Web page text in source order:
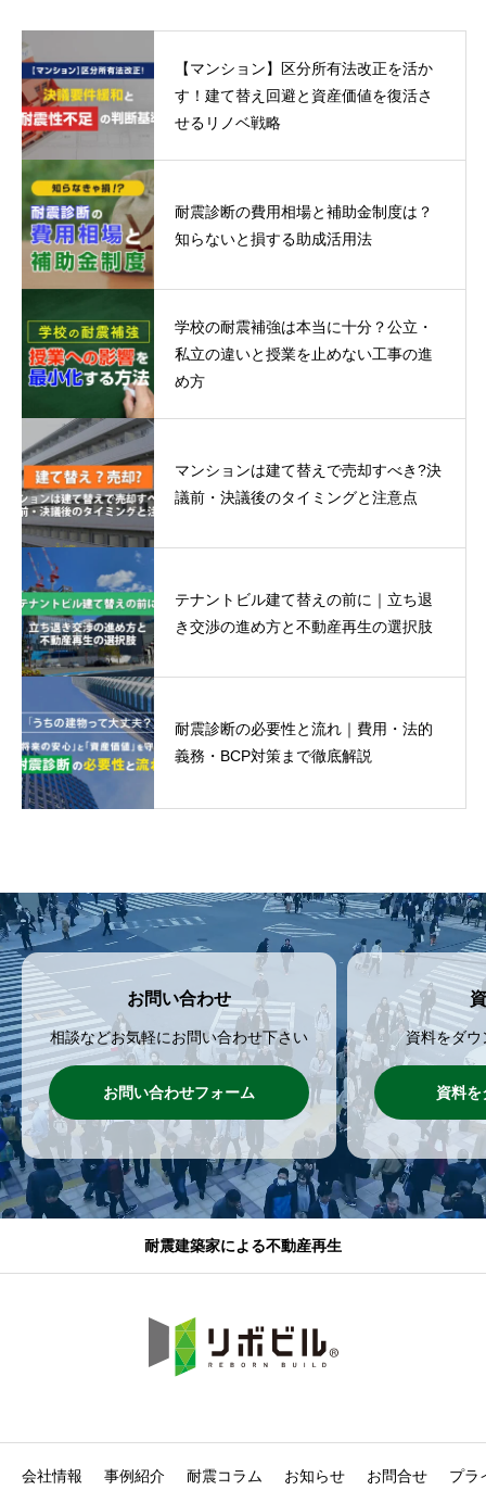
【マンション】区分所有法改正を活か
す！建て替え回避と資産価値を復活さ
せるリノベ戦略
耐震診断の費用相場と補助金制度は？
知らないと損する助成活用法
学校の耐震補強は本当に十分？公立・
私立の違いと授業を止めない工事の進
め方
マンションは建て替えで売却すべき?決
議前・決議後のタイミングと注意点
テナントビル建て替えの前に｜立ち退
き交渉の進め方と不動産再生の選択肢
耐震診断の必要性と流れ｜費用・法的
義務・BCP対策まで徹底解説
お問い合わせ
相談などお気軽にお問い合わせ下さい
お問い合わせフォーム
資料をダウ
資料を
耐震建築家による不動産再生
会社情報 事例紹介 耐震コラム お知らせ お問合せ プラ